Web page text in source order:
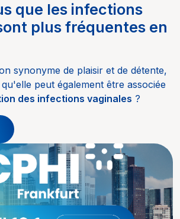
que les infections
plus fréquentes en
synonyme de plaisir et de détente,
peut également être associée
des infections vaginales ?